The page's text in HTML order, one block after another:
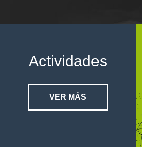
Actividades
VER MÁS